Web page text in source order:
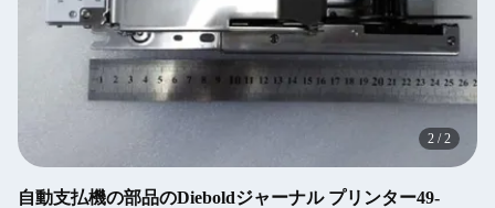
2 /2
自動支払機の部品のDieboldジャーナル プリンター49-